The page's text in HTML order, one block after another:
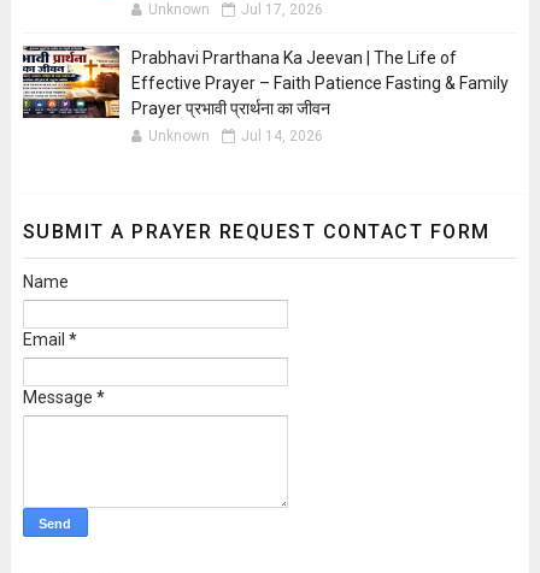
Unknown Jul 17, 2026
Prabhavi Prarthana Ka Jeevan | The Life of
Effective Prayer – Faith Patience Fasting & Family
Prayer प्रभावी प्रार्थना का जीवन
Unknown Jul 14, 2026
SUBMIT A PRAYER REQUEST CONTACT FORM
Name
Email *
Message *